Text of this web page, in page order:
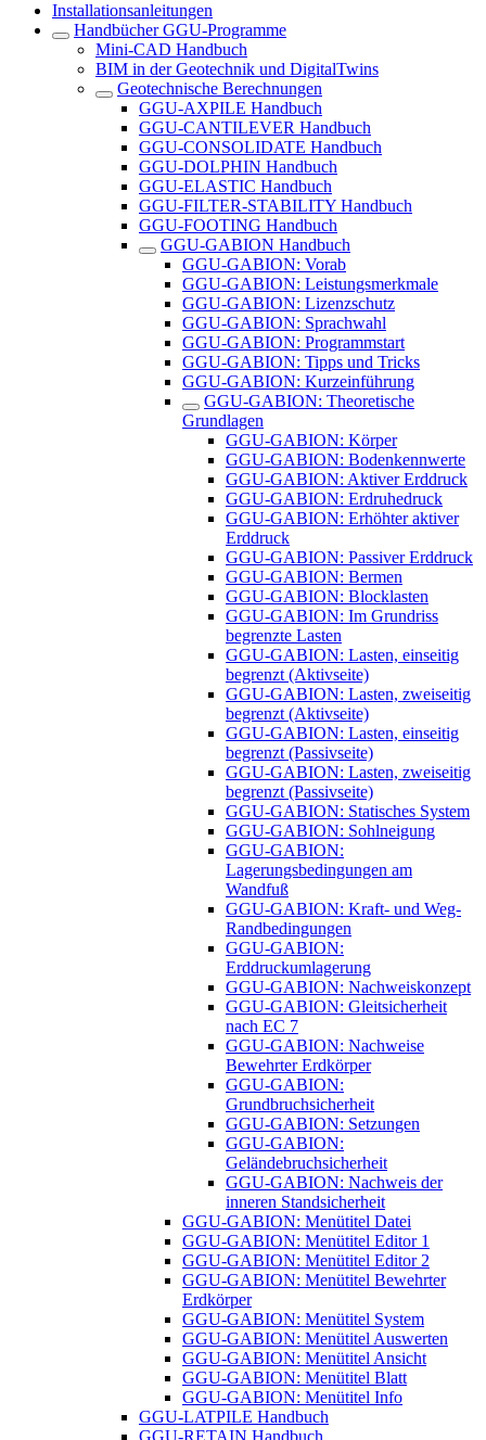
Installationsanleitungen
Handbücher GGU-Programme
Mini-CAD Handbuch
BIM in der Geotechnik und DigitalTwins
Geotechnische Berechnungen
GGU-AXPILE Handbuch
GGU-CANTILEVER Handbuch
GGU-CONSOLIDATE Handbuch
GGU-DOLPHIN Handbuch
GGU-ELASTIC Handbuch
GGU-FILTER-STABILITY Handbuch
GGU-FOOTING Handbuch
GGU-GABION Handbuch
GGU-GABION: Vorab
GGU-GABION: Leistungsmerkmale
GGU-GABION: Lizenzschutz
GGU-GABION: Sprachwahl
GGU-GABION: Programmstart
GGU-GABION: Tipps und Tricks
GGU-GABION: Kurzeinführung
GGU-GABION: Theoretische
Grundlagen
GGU-GABION: Körper
GGU-GABION: Bodenkennwerte
GGU-GABION: Aktiver Erddruck
GGU-GABION: Erdruhedruck
GGU-GABION: Erhöhter aktiver
Erddruck
GGU-GABION: Passiver Erddruck
GGU-GABION: Bermen
GGU-GABION: Blocklasten
GGU-GABION: Im Grundriss
begrenzte Lasten
GGU-GABION: Lasten, einseitig
begrenzt (Aktivseite)
GGU-GABION: Lasten, zweiseitig
begrenzt (Aktivseite)
GGU-GABION: Lasten, einseitig
begrenzt (Passivseite)
GGU-GABION: Lasten, zweiseitig
begrenzt (Passivseite)
GGU-GABION: Statisches System
GGU-GABION: Sohlneigung
GGU-GABION:
Lagerungsbedingungen am
Wandfuß
GGU-GABION: Kraft- und Weg-
Randbedingungen
GGU-GABION:
Erddruckumlagerung
GGU-GABION: Nachweiskonzept
GGU-GABION: Gleitsicherheit
nach EC 7
GGU-GABION: Nachweise
Bewehrter Erdkörper
GGU-GABION:
Grundbruchsicherheit
GGU-GABION: Setzungen
GGU-GABION:
Geländebruchsicherheit
GGU-GABION: Nachweis der
inneren Standsicherheit
GGU-GABION: Menütitel Datei
GGU-GABION: Menütitel Editor 1
GGU-GABION: Menütitel Editor 2
GGU-GABION: Menütitel Bewehrter
Erdkörper
GGU-GABION: Menütitel System
GGU-GABION: Menütitel Auswerten
GGU-GABION: Menütitel Ansicht
GGU-GABION: Menütitel Blatt
GGU-GABION: Menütitel Info
GGU-LATPILE Handbuch
GGU-RETAIN Handbuch